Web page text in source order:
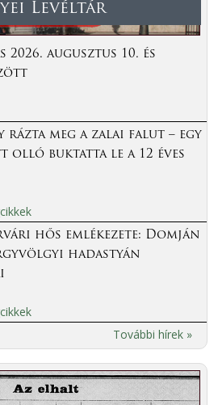
Levéltár
augusztus 10. és
rázta meg a zalai falut – egy
olló buktatta le a 12 éves
hős emlékezete: Domján
hadastyán
További hírek »